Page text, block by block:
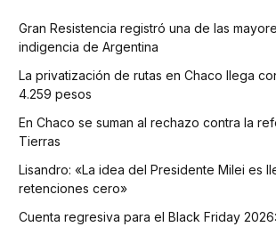
Gran Resistencia registró una de las
indigencia de Argentina
La privatización de rutas en Chaco llega
4.259 pesos
En Chaco se suman al rechazo contra la
Tierras
Lisandro: «La idea del Presidente Milei es
retenciones cero»
Cuenta regresiva para el Black Friday